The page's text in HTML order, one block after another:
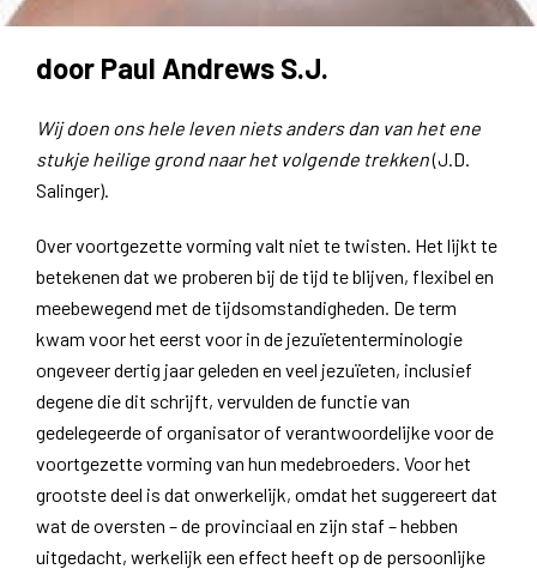
door Paul Andrews S.J.
Wij doen ons hele leven niets anders dan van het ene
stukje heilige grond naar het volgende trekken(J.D.
Salinger).
Over voortgezette vorming valt niet te twisten. Het lijkt te
betekenen dat we proberen bij de tijd te blijven, flexibel en
meebewegend met de tijdsomstandigheden. De term
kwam voor het eerst voor in de jezuïetenterminologie
ongeveer dertig jaar geleden en veel jezuïeten, inclusief
degene die dit schrijft, vervulden de functie van
gedelegeerde of organisator of verantwoordelijke voor de
voortgezette vorming van hun medebroeders. Voor het
grootste deel is dat onwerkelijk, omdat het suggereert dat
wat de oversten – de provinciaal en zijn staf – hebben
uitgedacht, werkelijk een effect heeft op de persoonlijke